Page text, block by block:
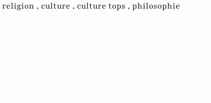
religion , culture , culture tops , philosophie